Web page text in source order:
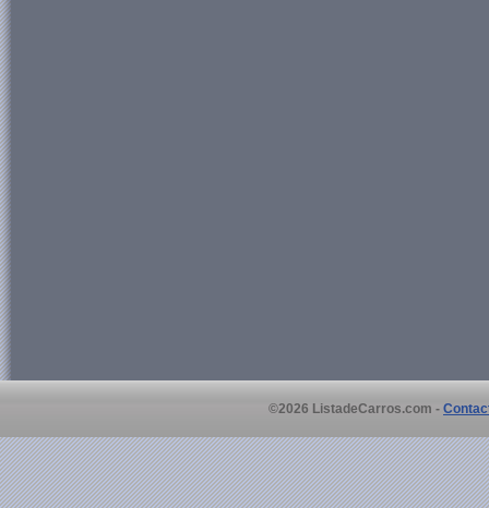
©2026 ListadeCarros.com -